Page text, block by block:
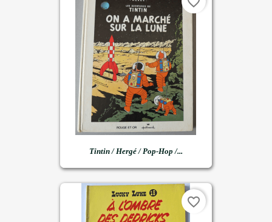
Tintin / Hergé / Pop-Hop /...
favorite_border